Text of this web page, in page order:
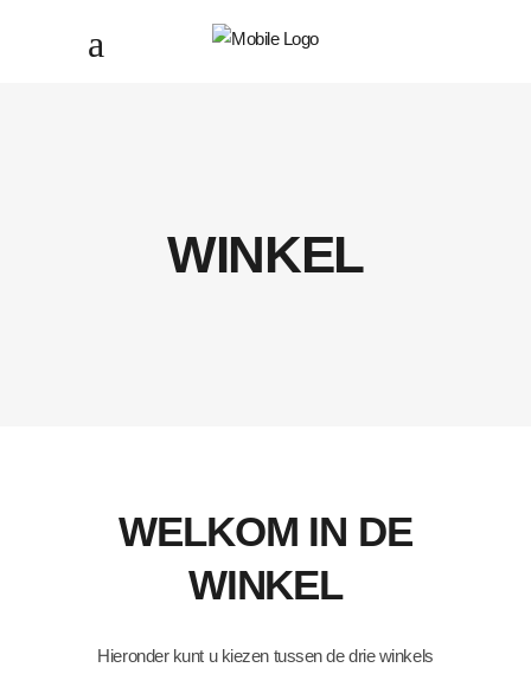
WINKEL
WELKOM IN DE
WINKEL
Hieronder kunt u kiezen tussen de drie winkels